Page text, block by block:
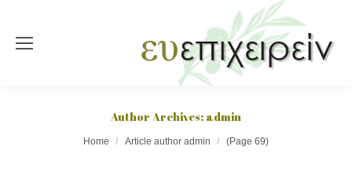
Author Archives: admin
Home Article author admin (Page 69)